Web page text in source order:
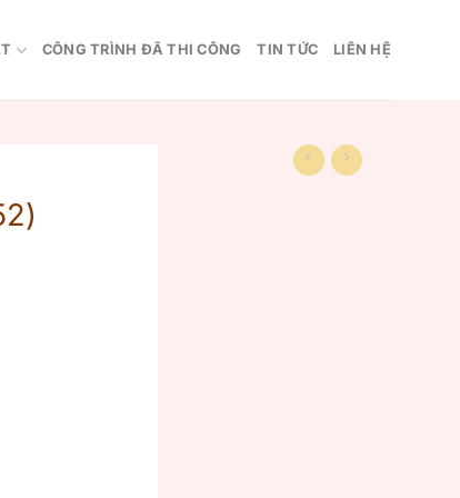
CÔNG TRÌNH ĐÃ THI CÔNG TIN TỨC LIÊN HỆ